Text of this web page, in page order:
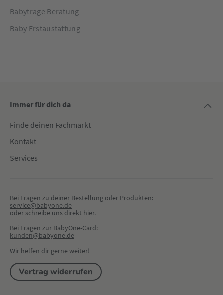
Babytrage Beratung
Baby Erstaustattung
Immer für dich da
Finde deinen Fachmarkt
Kontakt
Services
Bei Fragen zu deiner Bestellung oder Produkten:
service@babyone.de
oder schreibe uns direkt hier.
Bei Fragen zur BabyOne-Card:
kunden@babyone.de
Wir helfen dir gerne weiter!
Vertrag widerrufen